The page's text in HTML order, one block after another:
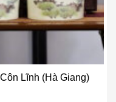
Lĩnh (Hà Giang)